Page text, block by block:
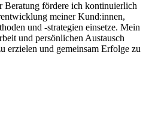
Beratung fördere ich kontinuierlich
meiner Kund:innen,
und -strategien einsetze. Mein
und persönlichen Austausch
erzielen und gemeinsam Erfolge zu